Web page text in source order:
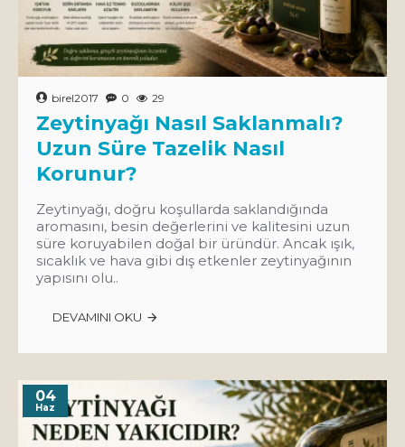
birel2017 0 29
Zeytinyağı Nasıl Saklanmalı?
Uzun Süre Tazelik Nasıl
Korunur?
Zeytinyağı, doğru koşullarda saklandığında
aromasını, besin değerlerini ve kalitesini uzun
süre koruyabilen doğal bir üründür. Ancak ışık,
sıcaklık ve hava gibi dış etkenler zeytinyağının
yapısını olu..
DEVAMINI OKU
04
Haz